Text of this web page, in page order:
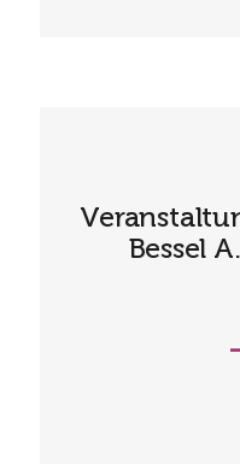
Bessel